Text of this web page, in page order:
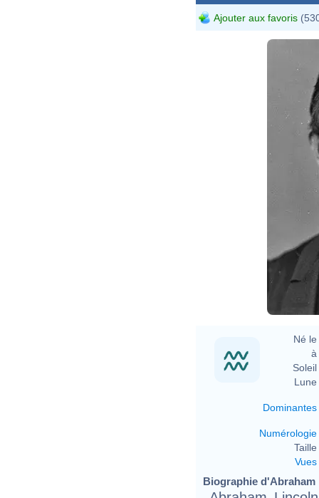
Ajouter aux favoris
Né le
à
Soleil
Lune
Dominantes
Numérologie
Taille
Vues
Biographie